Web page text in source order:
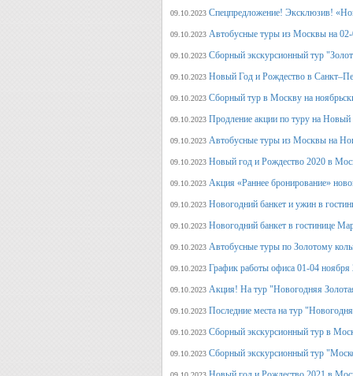
09.10.2023 Спецпредложение! Эксклюзив!
09.10.2023 Автобусные туры из Москвы на
09.10.2023 Сборный экскурсионный тур
09.10.2023 Новый Год и Рождество в
09.10.2023 Сборный тур в Москву на
09.10.2023 Продление акции по туру на
09.10.2023 Автобусные туры из Москвы на
09.10.2023 Новый год и Рождество 2020 в
09.10.2023 Акция «Раннее бронирование»
09.10.2023 Новогодний банкет и ужин в
09.10.2023 Новогодний банкет в гостинице
09.10.2023 Автобусные туры по Золотому
09.10.2023 График работы офиса 01-04 ноября
09.10.2023 Акция! На тур "Новогодняя
09.10.2023 Последние места на тур
09.10.2023 Сборный экскурсионный тур в
09.10.2023 Сборный экскурсионный тур